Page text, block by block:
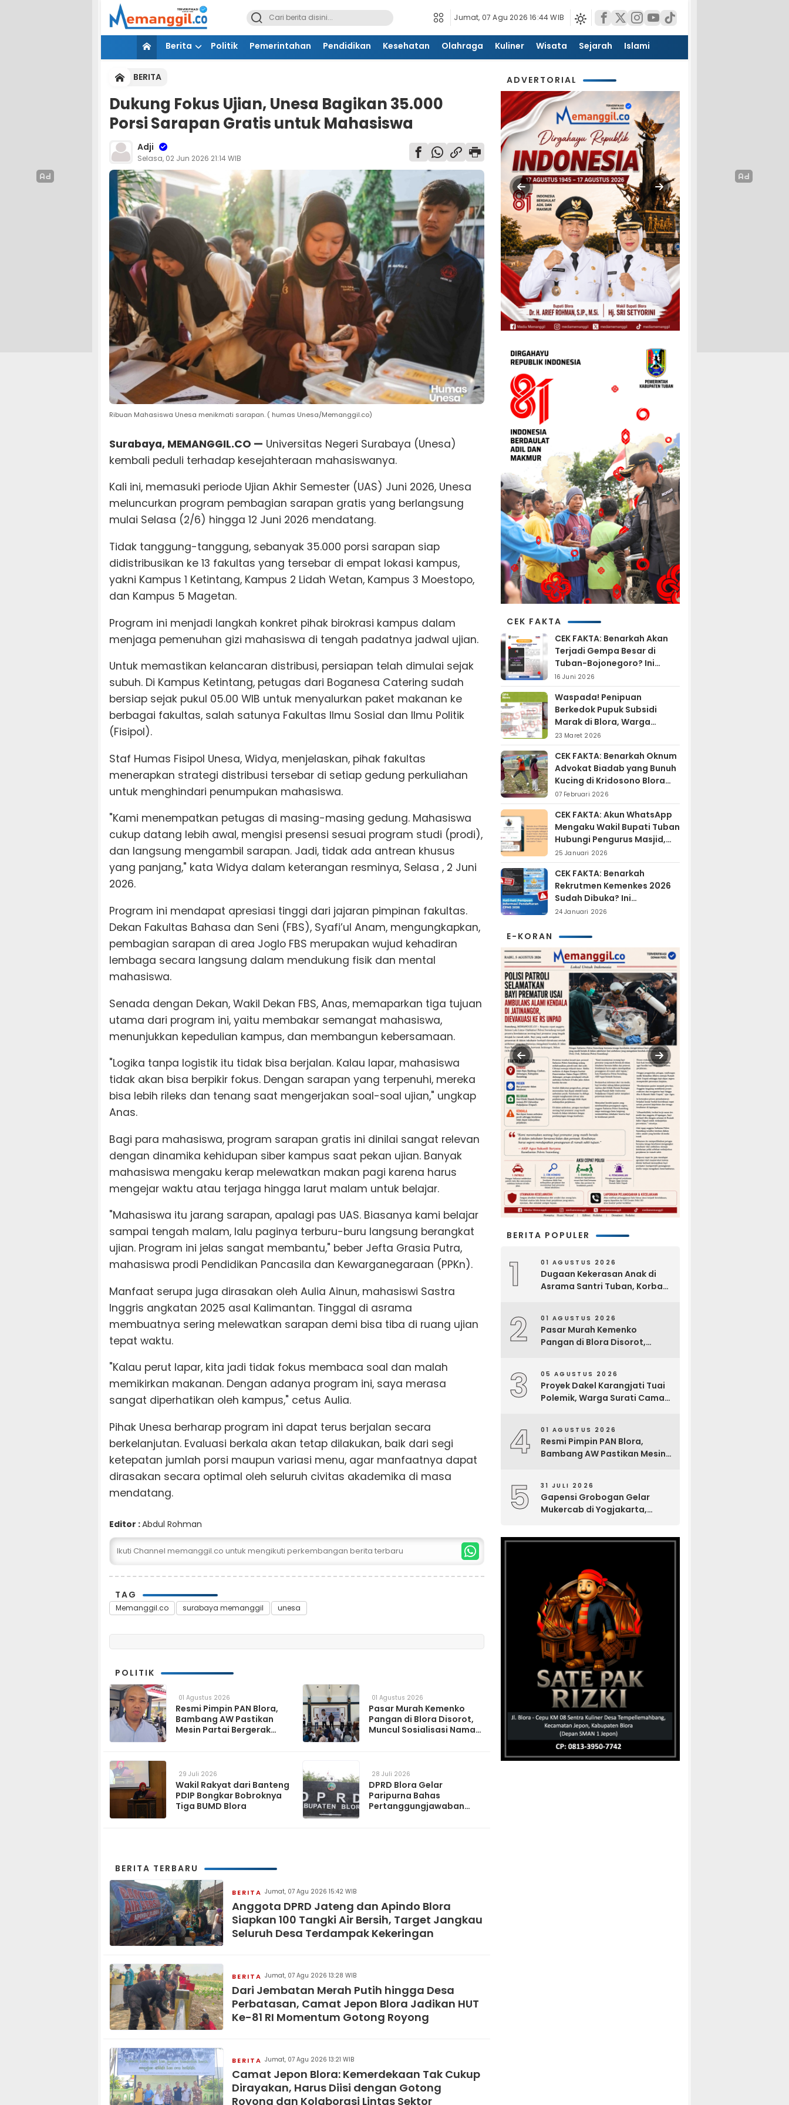
Jumat, 07 Agu 2026 16:44 WIB
Berita Politik Pemerintahan Pendidikan Kesehatan Olahraga Kuliner Wisata Sejarah Islami
BERITA
Dukung Fokus Ujian, Unesa Bagikan 35.000
Porsi Sarapan Gratis untuk Mahasiswa
Adji
Selasa, 02 Jun 2026 21:14 WIB
Ribuan Mahasiswa Unesa menikmati sarapan. ( humas Unesa/Memanggil.co)
Surabaya, MEMANGGIL.CO — Universitas Negeri Surabaya (Unesa)
kembali peduli terhadap kesejahteraan mahasiswanya.
Kali ini, memasuki periode Ujian Akhir Semester (UAS) Juni 2026, Unesa
meluncurkan program pembagian sarapan gratis yang berlangsung
mulai Selasa (2/6) hingga 12 Juni 2026 mendatang.
Tidak tanggung-tanggung, sebanyak 35.000 porsi sarapan siap
didistribusikan ke 13 fakultas yang tersebar di empat lokasi kampus,
yakni Kampus 1 Ketintang, Kampus 2 Lidah Wetan, Kampus 3 Moestopo,
dan Kampus 5 Magetan.
Program ini menjadi langkah konkret pihak birokrasi kampus dalam
menjaga pemenuhan gizi mahasiswa di tengah padatnya jadwal ujian.
Untuk memastikan kelancaran distribusi, persiapan telah dimulai sejak
subuh. Di Kampus Ketintang, petugas dari Boganesa Catering sudah
bersiap sejak pukul 05.00 WIB untuk menyalurkan paket makanan ke
berbagai fakultas, salah satunya Fakultas Ilmu Sosial dan Ilmu Politik
(Fisipol).
Staf Humas Fisipol Unesa, Widya, menjelaskan, pihak fakultas
menerapkan strategi distribusi tersebar di setiap gedung perkuliahan
untuk menghindari penumpukan mahasiswa.
"Kami menempatkan petugas di masing-masing gedung. Mahasiswa
cukup datang lebih awal, mengisi presensi sesuai program studi (prodi),
dan langsung mengambil sarapan. Jadi, tidak ada antrean khusus
yang panjang," kata Widya dalam keterangan resminya, Selasa , 2 Juni
2026.
Program ini mendapat apresiasi tinggi dari jajaran pimpinan fakultas.
Dekan Fakultas Bahasa dan Seni (FBS), Syafi’ul Anam, mengungkapkan,
pembagian sarapan di area Joglo FBS merupakan wujud kehadiran
lembaga secara langsung dalam mendukung fisik dan mental
mahasiswa.
Senada dengan Dekan, Wakil Dekan FBS, Anas, memaparkan tiga tujuan
utama dari program ini, yaitu membakar semangat mahasiswa,
menunjukkan kepedulian kampus, dan membangun kebersamaan.
"Logika tanpa logistik itu tidak bisa berjalan. Kalau lapar, mahasiswa
tidak akan bisa berpikir fokus. Dengan sarapan yang terpenuhi, mereka
bisa lebih rileks dan tenang saat mengerjakan soal-soal ujian," ungkap
Anas.
Bagi para mahasiswa, program sarapan gratis ini dinilai sangat relevan
dengan dinamika kehidupan siber kampus saat pekan ujian. Banyak
mahasiswa mengaku kerap melewatkan makan pagi karena harus
mengejar waktu atau terjaga hingga larut malam untuk belajar.
"Mahasiswa itu jarang sarapan, apalagi pas UAS. Biasanya kami belajar
sampai tengah malam, lalu paginya terburu-buru langsung berangkat
ujian. Program ini jelas sangat membantu," beber Jefta Grasia Putra,
mahasiswa prodi Pendidikan Pancasila dan Kewarganegaraan (PPKn).
Manfaat serupa juga dirasakan oleh Aulia Ainun, mahasiswi Sastra
Inggris angkatan 2025 asal Kalimantan. Tinggal di asrama
membuatnya sering melewatkan sarapan demi bisa tiba di ruang ujian
tepat waktu.
"Kalau perut lapar, kita jadi tidak fokus membaca soal dan malah
memikirkan makanan. Dengan adanya program ini, saya merasa
sangat diperhatikan oleh kampus," cetus Aulia.
Pihak Unesa berharap program ini dapat terus berjalan secara
berkelanjutan. Evaluasi berkala akan tetap dilakukan, baik dari segi
ketepatan jumlah porsi maupun variasi menu, agar manfaatnya dapat
dirasakan secara optimal oleh seluruh civitas akademika di masa
mendatang.
Editor :Abdul Rohman
Ikuti Channel memanggil.co untuk mengikuti perkembangan berita terbaru
TAG
Memanggil.co surabaya memanggil unesa
POLITIK
01 Agustus 2026
Resmi Pimpin PAN Blora,
Bambang AW Pastikan
Mesin Partai Bergerak
01 Agustus 2026
Pasar Murah Kemenko
Pangan di Blora Disorot,
Muncul Sosialisasi Nama
29 Juli 2026
Wakil Rakyat dari Banteng
PDIP Bongkar Bobroknya
Tiga BUMD Blora
28 Juli 2026
DPRD Blora Gelar
Paripurna Bahas
Pertanggungjawaban
BERITA TERBARU
BERITA Jumat, 07 Agu 2026 15:42 WIB
Anggota DPRD Jateng dan Apindo Blora
Siapkan 100 Tangki Air Bersih, Target Jangkau
Seluruh Desa Terdampak Kekeringan
BERITA Jumat, 07 Agu 2026 13:28 WIB
Dari Jembatan Merah Putih hingga Desa
Perbatasan, Camat Jepon Blora Jadikan HUT
Ke-81 RI Momentum Gotong Royong
BERITA Jumat, 07 Agu 2026 13:21 WIB
Camat Jepon Blora: Kemerdekaan Tak Cukup
Dirayakan, Harus Diisi dengan Gotong
Royong dan Kolaborasi Lintas Sektor
ADVERTORIAL
CEK FAKTA
CEK FAKTA: Benarkah Akan
Terjadi Gempa Besar di
Tuban-Bojonegoro? Ini
Penjelasan BMKG
16 Juni 2026
Waspada! Penipuan
Berkedok Pupuk Subsidi
Marak di Blora, Warga
Diminta Hati-hati
23 Maret 2026
CEK FAKTA: Benarkah Oknum
Advokat Biadab yang Bunuh
Kucing di Kridosono Blora
Sudah Resmi Jadi
Tersangka?
07 Februari 2026
CEK FAKTA: Akun WhatsApp
Mengaku Wakil Bupati Tuban
Hubungi Pengurus Masjid,
Dipastikan Hoaks
25 Januari 2026
CEK FAKTA: Benarkah
Rekrutmen Kemenkes 2026
Sudah Dibuka? Ini
Penjelasan Resmi BKN
24 Januari 2026
E-KORAN
BERITA POPULER
1 01 AGUSTUS 2026
Dugaan Kekerasan Anak di
Asrama Santri Tuban, Korban
2 01 AGUSTUS 2026
Pasar Murah Kemenko
Pangan di Blora Disorot,
3 05 AGUSTUS 2026
Proyek Dakel Karangjati Tuai
Polemik, Warga Surati Camat
4 01 AGUSTUS 2026
Resmi Pimpin PAN Blora,
Bambang AW Pastikan Mesin
5 31 JULI 2026
Gapensi Grobogan Gelar
Mukercab di Yogjakarta,